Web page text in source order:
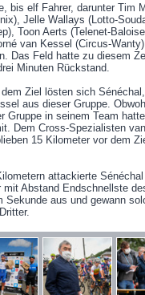
bis elf Fahrer, darunter Tim
Jelle Wallays (Lotto-
Toon Aerts (Telenet-
van Kessel (Circus-
Das Feld hatte zu diesem
Minuten Rückstand.
Ziel lösten sich
aus dieser Gruppe.
Gruppe in seinem Team
Dem Cross-Spezialisten
15 Kilometer vor dem
attackierte
mit Abstand Endschnellste
Sekunde aus und gewann